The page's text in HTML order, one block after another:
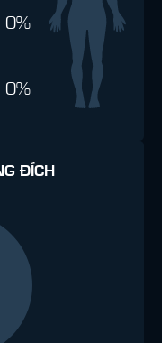
0%
0%
ĐÍCH